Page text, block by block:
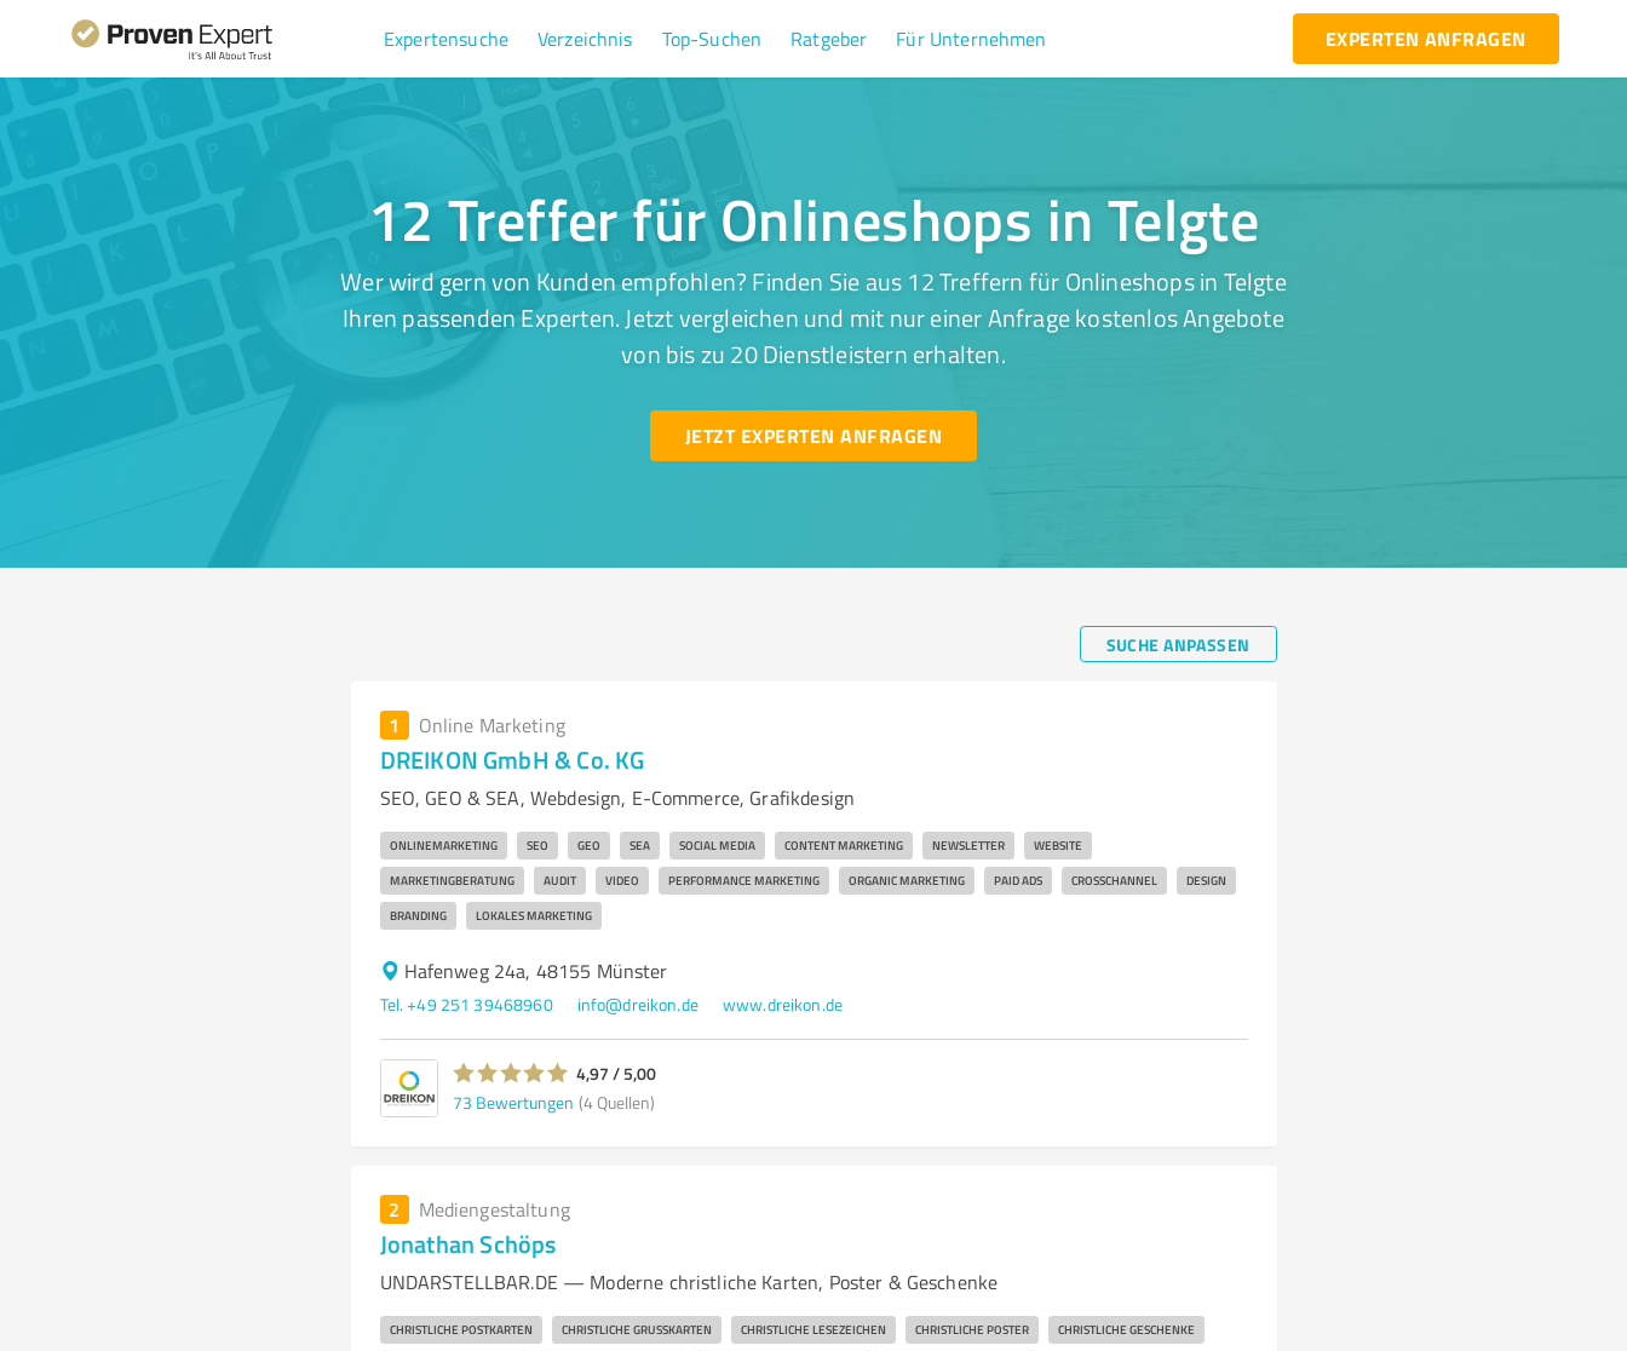
Expertensuche Verzeichnis Top-Suchen Ratgeber Für Unternehmen EXPERTEN ANFRAGEN
12 Treffer für Onlineshops in Telgte
Wer wird gern von Kunden empfohlen? Finden Sie aus 12 Treffern für Onlineshops in Telgte
Ihren passenden Experten. Jetzt vergleichen und mit nur einer Anfrage kostenlos Angebote
von bis zu 20 Dienstleistern erhalten.
JETZT EXPERTEN ANFRAGEN
SUCHE ANPASSEN
1 Online Marketing
DREIKON GmbH & Co. KG
SEO, GEO & SEA, Webdesign, E-Commerce, Grafikdesign
ONLINEMARKETING SEO GEO SEA SOCIAL MEDIA CONTENT MARKETING NEWSLETTER WEBSITE
MARKETINGBERATUNG AUDIT VIDEO PERFORMANCE MARKETING ORGANIC MARKETING PAID ADS CROSSCHANNEL DESIGN
BRANDING LOKALES MARKETING
Hafenweg 24a, 48155 Münster
Tel. +49 251 39468960 info@dreikon.de www.dreikon.de
4,97 / 5,00
73 Bewertungen (4 Quellen)
2 Mediengestaltung
Jonathan Schöps
UNDARSTELLBAR.DE — Moderne christliche Karten, Poster & Geschenke
CHRISTLICHE POSTKARTEN CHRISTLICHE GRUSSKARTEN CHRISTLICHE LESEZEICHEN CHRISTLICHE POSTER CHRISTLICHE GESCHENKE